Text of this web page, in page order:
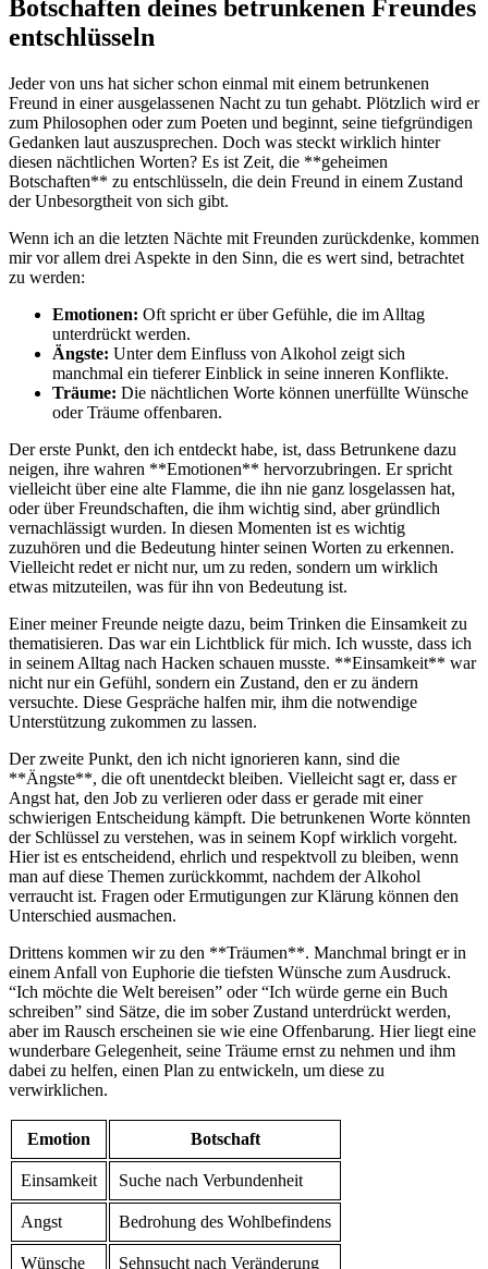
Botschaften deines betrunkenen Freundes
entschlüsseln
Jeder ⁢von uns ‌hat ⁢sicher ‌schon einmal mit einem⁢ betrunkenen
Freund in einer ausgelassenen Nacht ⁣zu tun gehabt. Plötzlich wird er
zum Philosophen⁢ oder⁣ zum ‍Poeten und beginnt, seine⁢ tiefgründigen
Gedanken laut auszusprechen. ⁢Doch was steckt wirklich ‍hinter
diesen nächtlichen⁢ Worten? Es ist Zeit, die **geheimen
⁢Botschaften** zu entschlüsseln, die dein Freund in ​einem Zustand
der Unbesorgtheit ⁤von sich gibt.
Wenn ich an die letzten‍ Nächte ‌mit ‌Freunden zurückdenke, kommen
‍mir vor allem drei Aspekte in⁣ den ⁢Sinn, ‍die es wert sind,​ betrachtet
zu werden:
Emotionen: Oft spricht er über​ Gefühle, die‍ im Alltag
unterdrückt werden.
Ängste: Unter dem​ Einfluss von Alkohol zeigt‌ sich
‌manchmal‍ ein tieferer Einblick ⁢in ‌seine ⁢inneren⁤ Konflikte.
Träume: Die nächtlichen Worte können⁤ unerfüllte Wünsche⁢
oder Träume offenbaren.
Der erste Punkt,‌ den ich entdeckt habe, ist, dass Betrunkene dazu
neigen, ‍ihre wahren **Emotionen** hervorzubringen. ‍Er spricht
vielleicht ⁣über ‌eine alte ‌Flamme, die ihn ​nie ganz losgelassen⁤ hat,‍
oder über ​Freundschaften, die ihm wichtig sind, aber gründlich
vernachlässigt wurden. In⁢ diesen Momenten ist ⁤es wichtig
zuzuhören und die Bedeutung hinter ‍seinen Worten‌ zu erkennen.⁢
Vielleicht ‌redet er nicht nur, um zu ⁣reden, sondern um wirklich
etwas mitzuteilen, ⁤was für ihn ⁢von Bedeutung ist.
Einer meiner⁤ Freunde neigte dazu, beim Trinken‌ die Einsamkeit zu
thematisieren. Das​ war⁢ ein Lichtblick ⁤für mich. Ich wusste,⁢ dass ich
in‍ seinem Alltag nach Hacken schauen musste. **Einsamkeit** war
‌nicht nur⁢ ein ⁣Gefühl, sondern ein ‍Zustand, den er zu ändern
versuchte. Diese ⁣Gespräche‍ halfen mir,⁤ ihm ⁣die notwendige
Unterstützung zukommen zu lassen.
Der‍ zweite Punkt, den ich ⁣nicht ignorieren kann,⁤ sind die
**Ängste**, die oft unentdeckt bleiben. ​Vielleicht⁣ sagt ⁢er, dass​ er⁣
Angst hat, den⁣ Job zu verlieren​ oder⁤ dass er gerade mit einer
⁢schwierigen Entscheidung kämpft. Die betrunkenen Worte könnten
⁢der Schlüssel​ zu‌ verstehen, was in ‌seinem‌ Kopf‌ wirklich vorgeht.
⁤Hier ist es ⁢entscheidend,⁢ ehrlich und respektvoll zu ‌bleiben, wenn
man auf diese Themen zurückkommt, ‍nachdem ⁣der‍ Alkohol
verraucht ist.​ Fragen oder Ermutigungen⁤ zur ‌Klärung können den
Unterschied ausmachen.
Drittens⁢ kommen wir zu‍ den **Träumen**. Manchmal bringt er in
einem Anfall von Euphorie die tiefsten Wünsche zum Ausdruck.
‍“Ich möchte die Welt⁢ bereisen” oder “Ich⁢ würde gerne ein​ Buch
schreiben” sind Sätze, die im ‌sober Zustand unterdrückt ​werden,
aber‌ im Rausch erscheinen sie ‌wie ‌eine Offenbarung. Hier liegt eine
⁣wunderbare Gelegenheit, ‍seine⁤ Träume ernst zu​ nehmen ⁣und ⁣ihm
dabei zu helfen, einen Plan zu entwickeln, um diese zu
verwirklichen.
Emotion Botschaft
Einsamkeit Suche nach Verbundenheit
Angst Bedrohung des Wohlbefindens
Wünsche Sehnsucht nach Veränderung